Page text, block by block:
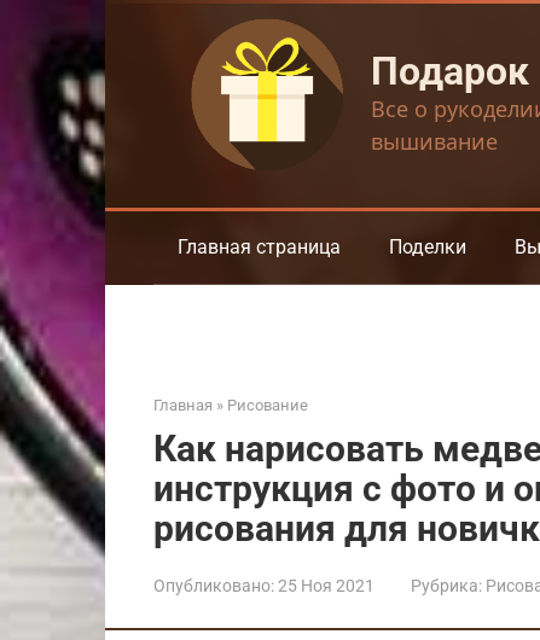
контенту
Все о
вышивание
Главная страница Поделки
Главная » Рисование
Как нарисовать
инструкция с фото и
рисования для
Опубликовано:25 Ноя 2021 Рубрика: